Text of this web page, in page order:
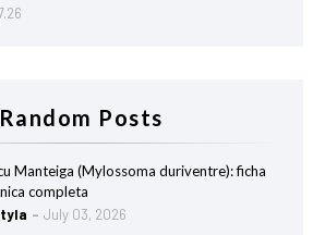
Random Posts
Manteiga (Mylossoma duriventre): ficha
completa
July 03, 2026